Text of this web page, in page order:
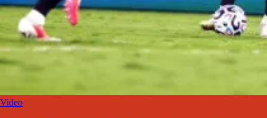
Video